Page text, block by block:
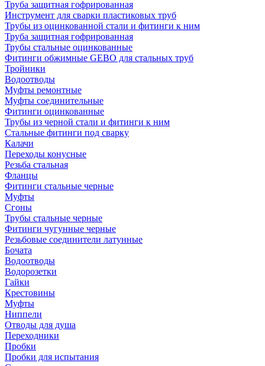
Труба защитная гофрированная
Инструмент для сварки пластиковых труб
Трубы из оцинкованной стали и фитинги к ним
Труба защитная гофрированная
Трубы стальные оцинкованные
Фитинги обжимные GEBO для стальных труб
Тройники
Водоотводы
Муфты ремонтные
Муфты соединительные
Фитинги оцинкованные
Трубы из черной стали и фитинги к ним
Стальные фитинги под сварку
Калачи
Переходы конусные
Резьба стальная
Фланцы
Фитинги стальные черные
Муфты
Сгоны
Трубы стальные черные
Фитинги чугунные черные
Резьбовые соединители латунные
Бочата
Водоотводы
Водорозетки
Гайки
Крестовины
Муфты
Ниппели
Отводы для душа
Переходники
Пробки
Пробки для испытания